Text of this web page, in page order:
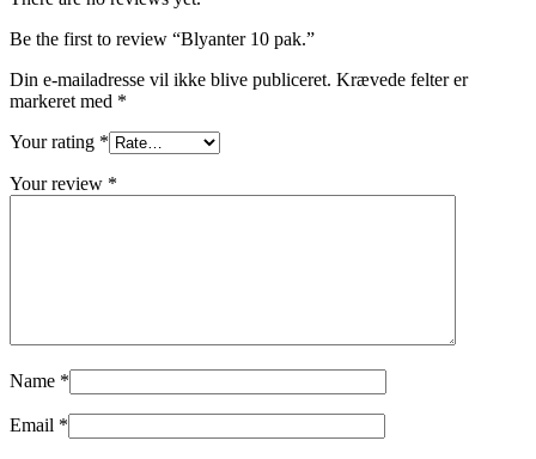
Be the first to review “Blyanter 10 pak.”
Din e-mailadresse vil ikke blive publiceret. Krævede felter er
markeret med *
Your rating *
Your review *
Name *
Email *